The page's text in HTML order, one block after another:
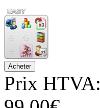
Prix HTVA: